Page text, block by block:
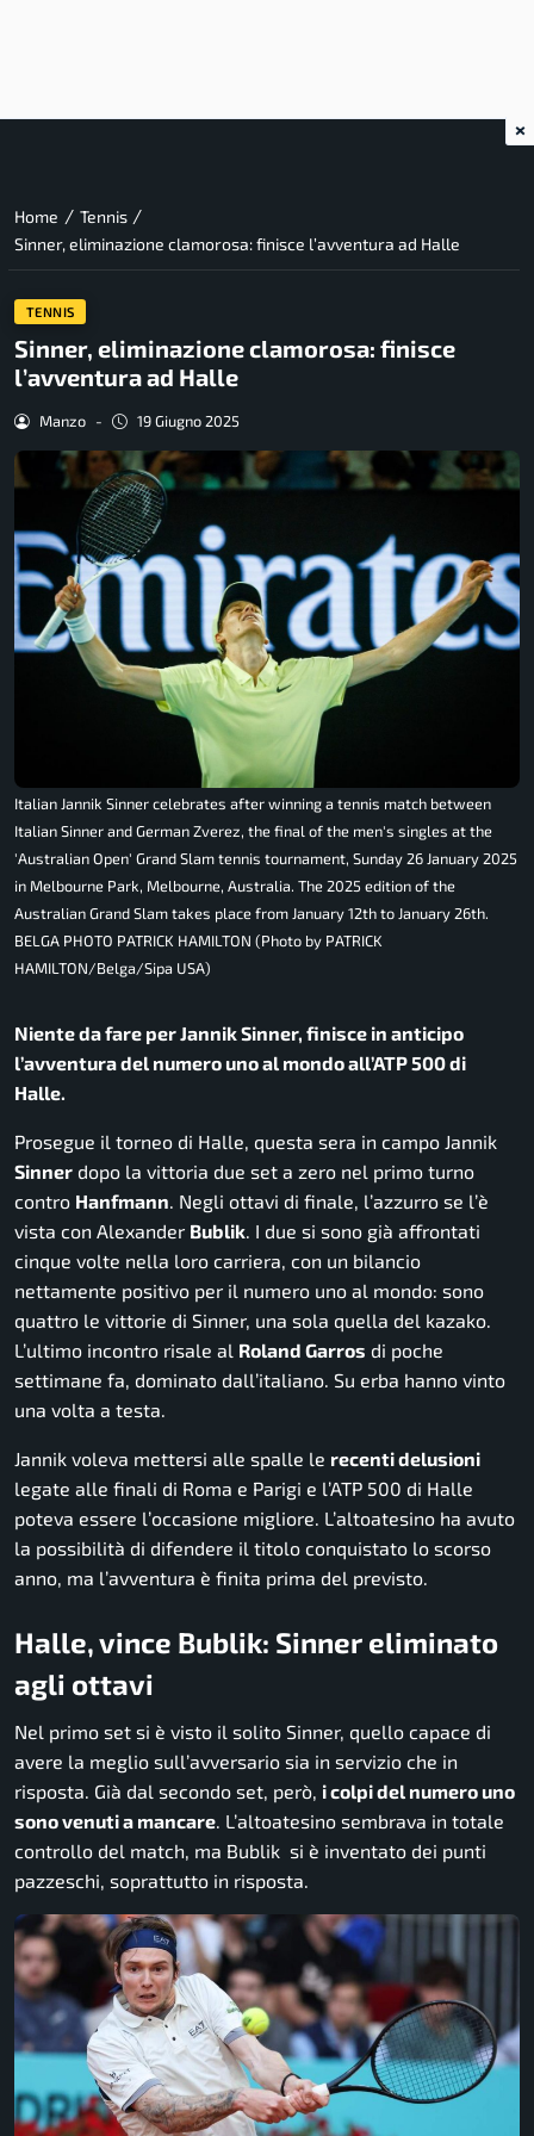
Home / Tennis /
Sinner, eliminazione clamorosa: finisce l’avventura ad Halle
TENNIS
Sinner, eliminazione clamorosa: finisce
l’avventura ad Halle
Manzo - 19 Giugno 2025
Italian Jannik Sinner celebrates after winning a tennis match between
Italian Sinner and German Zverez, the final of the men's singles at the
'Australian Open' Grand Slam tennis tournament, Sunday 26 January 2025
in Melbourne Park, Melbourne, Australia. The 2025 edition of the
Australian Grand Slam takes place from January 12th to January 26th.
BELGA PHOTO PATRICK HAMILTON (Photo by PATRICK
HAMILTON/Belga/Sipa USA)
Niente da fare per Jannik Sinner, finisce in anticipo
l’avventura del numero uno al mondo all’ATP 500 di
Halle.
Prosegue il torneo di Halle, questa sera in campo Jannik
Sinner dopo la vittoria due set a zero nel primo turno
contro Hanfmann. Negli ottavi di finale, l’azzurro se l’è
vista con Alexander Bublik. I due si sono già affrontati
cinque volte nella loro carriera, con un bilancio
nettamente positivo per il numero uno al mondo: sono
quattro le vittorie di Sinner, una sola quella del kazako.
L’ultimo incontro risale al Roland Garros di poche
settimane fa, dominato dall’italiano. Su erba hanno vinto
una volta a testa.
Jannik voleva mettersi alle spalle le recenti delusioni
legate alle finali di Roma e Parigi e l’ATP 500 di Halle
poteva essere l’occasione migliore. L’altoatesino ha avuto
la possibilità di difendere il titolo conquistato lo scorso
anno, ma l’avventura è finita prima del previsto.
Halle, vince Bublik: Sinner eliminato
agli ottavi
Nel primo set si è visto il solito Sinner, quello capace di
avere la meglio sull’avversario sia in servizio che in
risposta. Già dal secondo set, però, i colpi del numero uno
sono venuti a mancare . L’altoatesino sembrava in totale
controllo del match, ma Bublik si è inventato dei punti
pazzeschi, soprattutto in risposta.
×